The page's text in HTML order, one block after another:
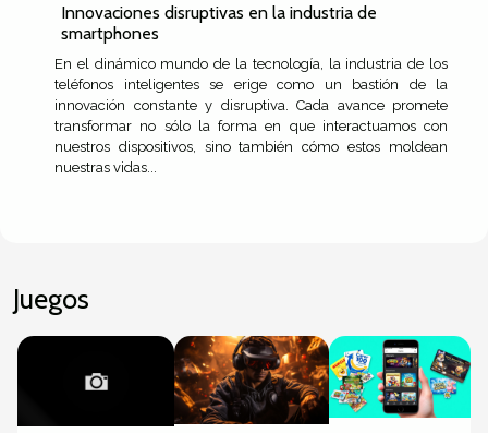
Innovaciones disruptivas en la industria de
smartphones
En el dinámico mundo de la tecnología, la industria de los
teléfonos inteligentes se erige como un bastión de la
innovación constante y disruptiva. Cada avance promete
transformar no sólo la forma en que interactuamos con
nuestros dispositivos, sino también cómo estos moldean
nuestras vidas...
Juegos